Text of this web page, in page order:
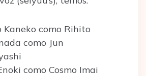
Kaneko como Rihito
como Jun
como Cosmo Imai